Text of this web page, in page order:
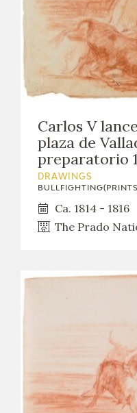
Carlos V
plaza de
preparatorio
DRAWINGS
Ca. 1814 - 1816
The Prado